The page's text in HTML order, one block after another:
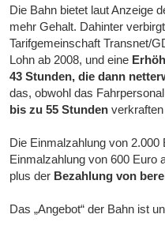
Die Bahn bietet laut Anzeige
mehr Gehalt. Dahinter
Tarifgemeinschaft Transnet/
Lohn ab 2008, und eine
43 Stunden, die dann
das, obwohl das
bis zu 55 Stunden
Die Einmalzahlung von
Einmalzahlung von 600 Euro
plus der Bezahlung von
Das „Angebot“ der Bahn ist